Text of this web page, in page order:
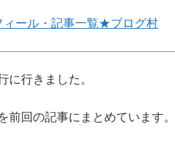
ィール・記事一覧★ブログ村
に行きました。
回の記事にまとめています。